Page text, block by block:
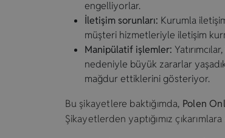
engelliyorlar.
İletişim sorunları: Kurumla
müşteri hizmetleriyle iletişim
Manipülatif işlemler:
nedeniyle büyük zararlar
mağdur ettiklerini gösteriyor.
Bu şikayetlere baktığımda, Polen
Şikayetlerden yaptığımız